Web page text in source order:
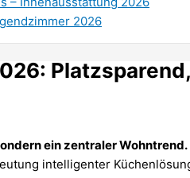
2026
ein zentraler Wohntrend.
intelligenter